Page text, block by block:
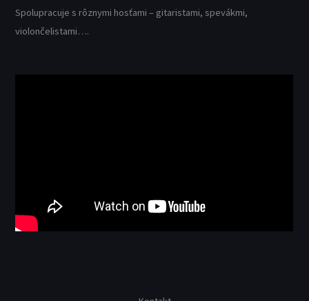
Spolupracuje s rôznymi hosťami – gitaristami, spevákmi,
violončelistami….